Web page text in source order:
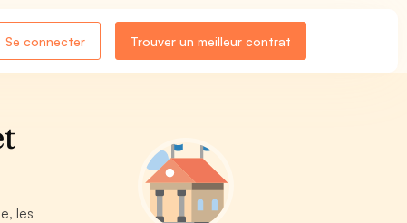
Se connecter Trouver un meilleur contrat
les